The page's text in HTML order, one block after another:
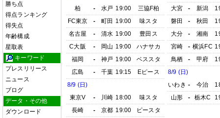
勝ち点
得点ランキング
得失点
年齢構成
星取表
キーワード
プレスリリース
ニュース
ブログ
データ・その他
ダウンロード
柏
- 水戸 19:00
三協F柏
FC東京
- 町田 19:00
味スタ
名古屋
- 清水 19:00
豊田ス
C大阪
- 岡山 19:00
ハナサカ
福岡
- 神戸 19:00
ベススタ
広島
- 千葉 19:15
Eピース
8/9 (日)
東京V
- 川崎 18:00
味スタ
長崎
- 京都 19:00 ピースタ
大宮
- 新潟
磐田
- 秋田
大分
- 湘南
宮崎
- 横浜FC
鳥栖
- 甲府
8/9 (日)
いわき - 今治
山形
- 栃木C